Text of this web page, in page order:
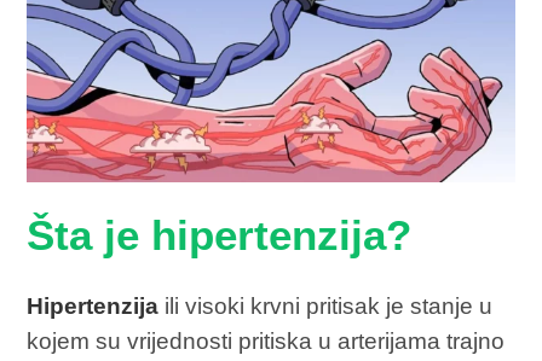
Šta je hipertenzija?
Hipertenzija ili visoki krvni pritisak je stanje u
kojem su vrijednosti pritiska u arterijama trajno